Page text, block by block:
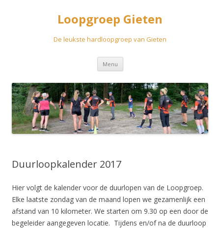
Loopgroep Gieten
De leukste hardloopgroep van Gieten
Menu Spring
inhoud
Duurloopkalender 2017
Hier volgt de kalender voor de duurlopen van de Loopgroep.
Elke laatste zondag van de maand lopen we gezamenlijk een
afstand van 10 kilometer. We starten om 9.30 op een door de
begeleider aangegeven locatie. Tijdens en/of na de duurloop